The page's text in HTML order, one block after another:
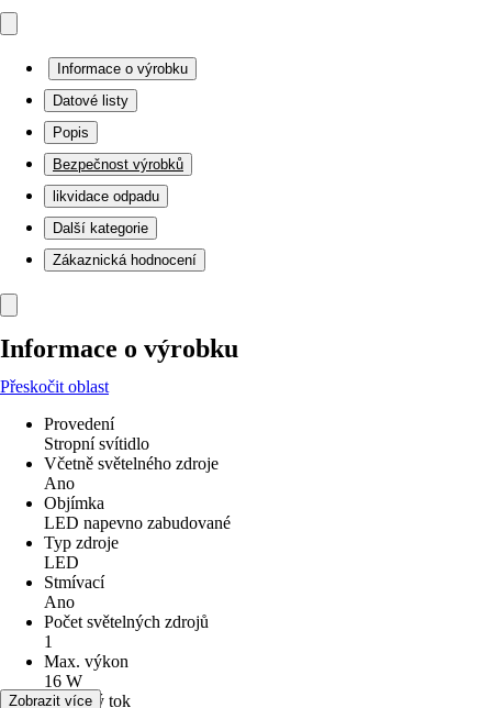
Informace o výrobku
Datové listy
Popis
Bezpečnost výrobků
likvidace odpadu
Další kategorie
Zákaznická hodnocení
Informace o výrobku
Přeskočit oblast
Provedení
Stropní svítidlo
Včetně světelného zdroje
Ano
Objímka
LED napevno zabudované
Typ zdroje
LED
Stmívací
Ano
Počet světelných zdrojů
1
Max. výkon
16 W
Světelný tok
Zobrazit více